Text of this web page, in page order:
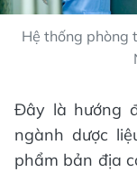
Hệ thống phòng
Đây là hướng
ngành dược
phẩm bản địa